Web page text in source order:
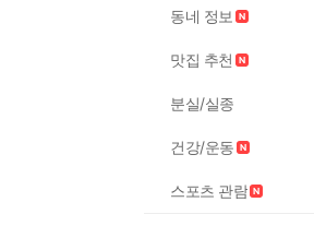
동네 정보
맛집 추천
분실/실종
건강/운동
스포츠 관람